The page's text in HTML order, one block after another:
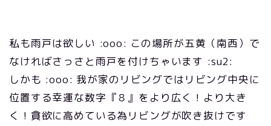
私も雨戸は欲しい :ooo: この場所が五黄（南西）で
なければさっさと雨戸を付けちゃいます :su2:
しかも :ooo: 我が家のリビングではリビング中央に
位置する幸運な数字『８』をより広く！より大き
く！貪欲に高めている為リビングが吹き抜けです